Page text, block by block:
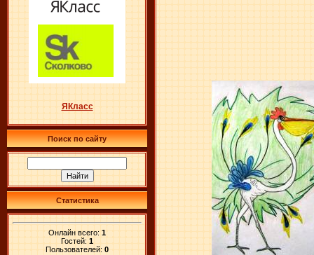
ЯКласс
Поиск по сайту
Статистика
Онлайн всего: 1
Гостей: 1
Пользователей: 0